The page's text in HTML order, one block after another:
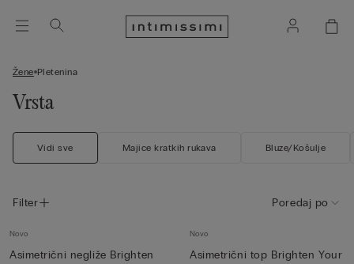
Žene Pletenina
Vrsta
Vidi sve Majice kratkih rukava Bluze/Košulje
Filter Poredaj po
Novo
Asimetrični negliže Brighten
Novo
Asimetrični top Brighten Your